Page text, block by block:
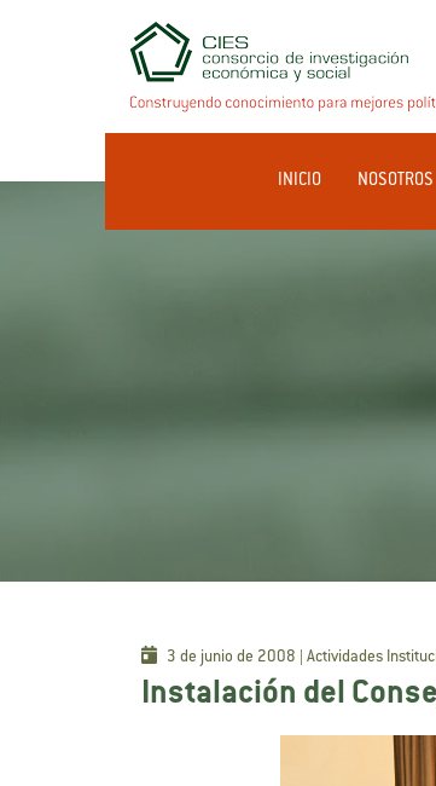
INICIO NOSOTROS
3 de junio de 2008 | Actividades
Instalación del